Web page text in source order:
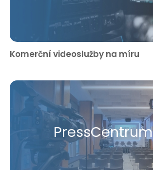
Komerční videoslužby na míru
Press​Centrum